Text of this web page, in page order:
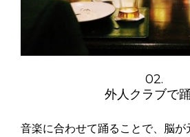
02.
外人クラブで
音楽に合わせて踊ることで、脳が